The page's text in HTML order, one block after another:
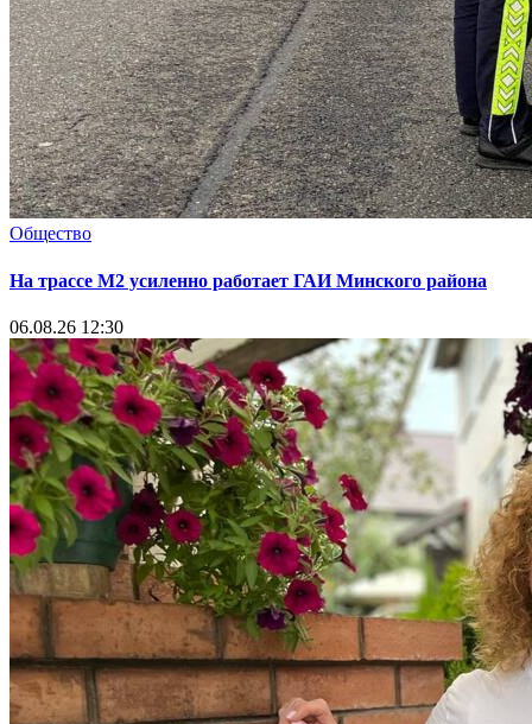
Общество
На трассе М2 усиленно работает ГАИ Минского района
06.08.26 12:30